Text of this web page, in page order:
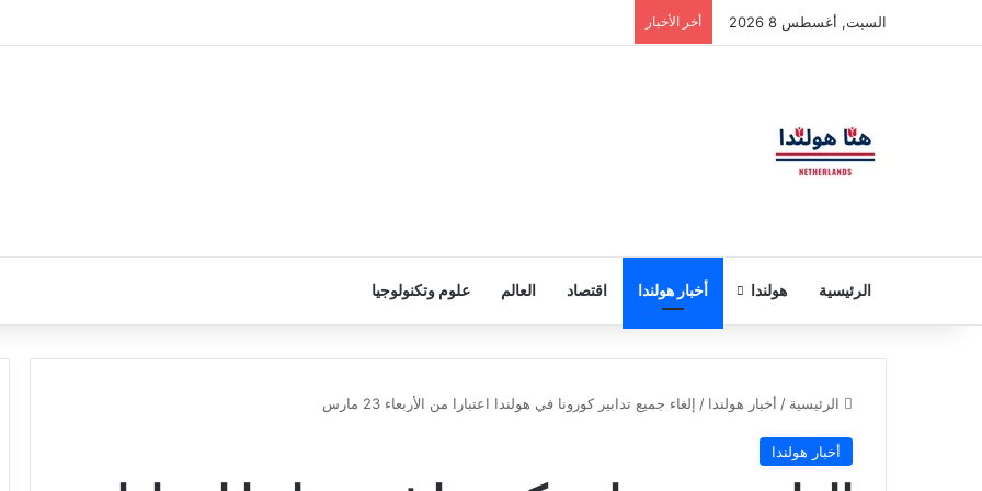
السبت, أغسطس 8 2026 أخر الأخبار
الرئيسية هولندا أخبار هولندا اقتصاد العالم علوم وتكنولوجيا
الرئيسية / أخبار هولندا / إلغاء جميع تدابير كورونا في هولندا اعتبارا من الأربعاء 23 مارس
أخبار هولندا